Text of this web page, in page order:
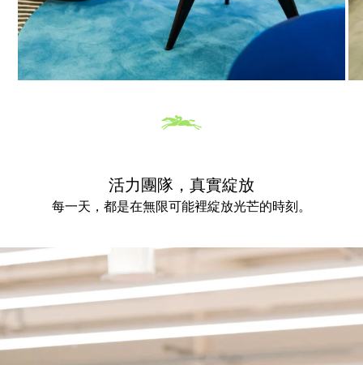
活力團隊，真實綻放
每一天，都是在無限可能裡綻放光芒的時刻。